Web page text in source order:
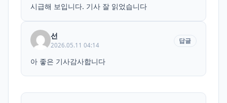
시급해 보입니다. 기사 잘 읽었습니다
선
2026.05.11 04:14
답글
아 좋은 기사감사합니다